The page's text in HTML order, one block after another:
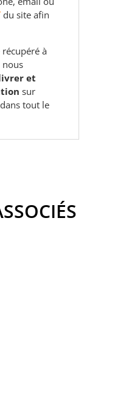
du site afin
à
nous
et
sur
tout le